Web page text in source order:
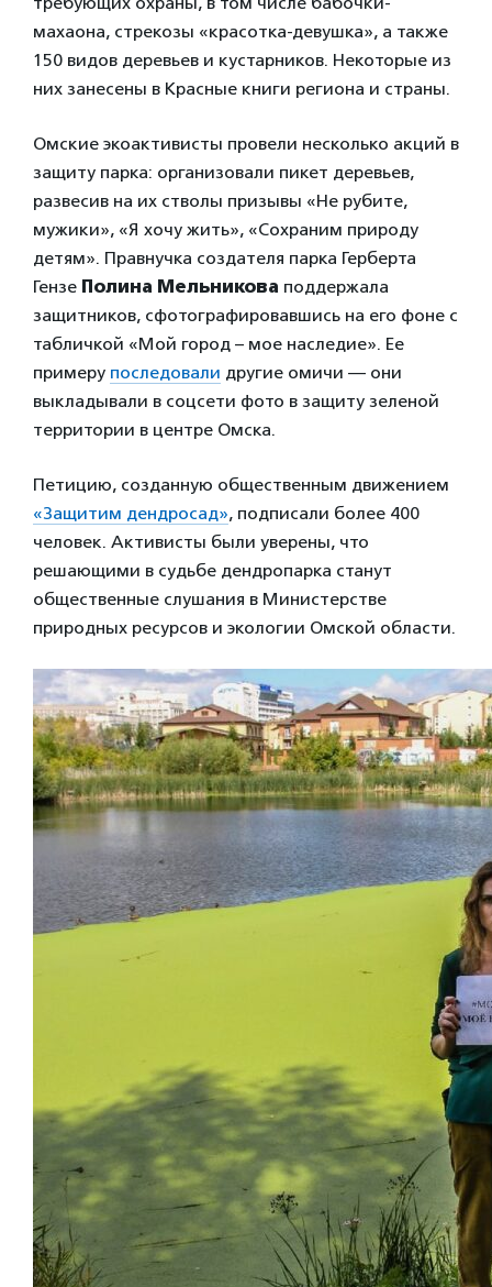
махаона, стрекозы «красотка-девушка», а также
150 видов деревьев и кустарников. Некоторые из
них занесены в Красные книги региона и страны.
Омские экоактивисты провели несколько акций в
защиту парка: организовали пикет деревьев,
развесив на их стволы призывы «Не рубите,
мужики», «Я хочу жить», «Сохраним природу
детям». Правнучка создателя парка Герберта
Гензе Полина Мельникова поддержала
защитников, сфотографировавшись на его фоне с
табличкой «Мой город – мое наследие». Ее
примеру последовали другие омичи — они
выкладывали в соцсети фото в защиту зеленой
территории в центре Омска.
Петицию, созданную общественным движением
«Защитим дендросад», подписали более 400
человек. Активисты были уверены, что
решающими в судьбе дендропарка станут
общественные слушания в Министерстве
природных ресурсов и экологии Омской области.